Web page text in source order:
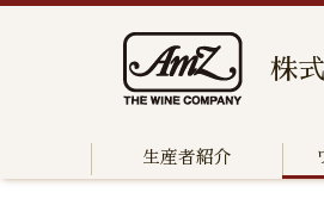
株
生産者紹介